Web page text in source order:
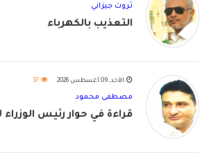
ثروت جيزاني
التعذيب بالكهرباء
الأحد, 09 أغسطس 2026 37
مصطفى محمود
قراءة في حوار رئيس